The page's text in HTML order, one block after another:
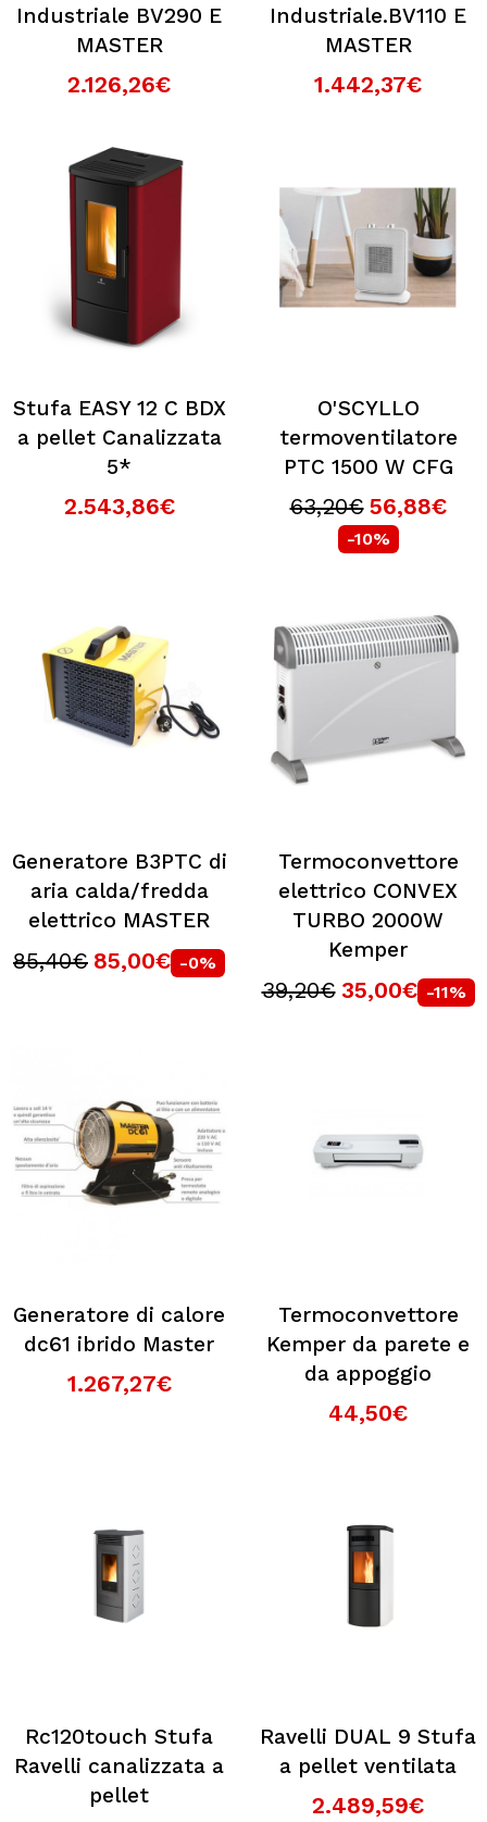
Industriale BV290 E
MASTER
2.126,26€
Industriale.BV110 E
MASTER
1.442,37€
Stufa EASY 12 C BDX
a pellet Canalizzata
5*
2.543,86€
O'SCYLLO
termoventilatore
PTC 1500 W CFG
63,20€ 56,88€
-10%
Generatore B3PTC di
aria calda/fredda
elettrico MASTER
85,40€ 85,00€ -0%
Termoconvettore
elettrico CONVEX
TURBO 2000W
Kemper
39,20€ 35,00€ -11%
Generatore di calore
dc61 ibrido Master
1.267,27€
Termoconvettore
Kemper da parete e
da appoggio
44,50€
Rc120touch Stufa
Ravelli canalizzata a
pellet
Ravelli DUAL 9 Stufa
a pellet ventilata
2.489,59€